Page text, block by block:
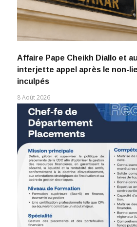
Affaire Pape Cheikh Diallo et
interjette appel après le non-
inculpés
8 Août 2026